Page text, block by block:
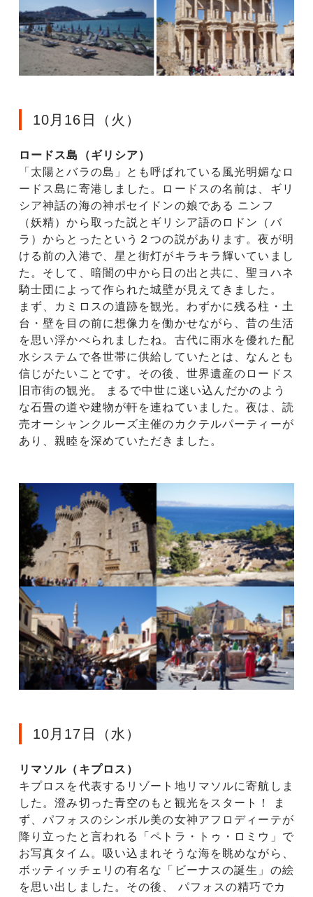
10月16日（火）
ロードス島（ギリシア）
「太陽とバラの島」とも呼ばれている風光明媚なロ
ードス島に寄港しました。ロードスの名前は、ギリ
シア神話の海の神ポセイドンの娘である ニンフ
（妖精）から取った説とギリシア語のロドン（バ
ラ）からとったという２つの説があります。夜が明
ける前の入港で、星と街灯がキラキラ輝いていまし
た。そして、暗闇の中から日の出と共に、聖ヨハネ
騎士団によって作られた城壁が見えてきました。
まず、カミロスの遺跡を観光。わずかに残る柱・土
台・壁を目の前に想像力を働かせながら、昔の生活
を思い浮かべられましたね。古代に雨水を優れた配
水システムで各世帯に供給していたとは、なんとも
信じがたいことです。その後、世界遺産のロードス
旧市街の観光。 まるで中世に迷い込んだかのよう
な石畳の道や建物が軒を連ねていました。夜は、読
売オーシャンクルーズ主催のカクテルパーティーが
あり、親睦を深めていただきました。
10月17日（水）
リマソル（キプロス）
キプロスを代表するリゾート地リマソルに寄航しま
した。澄み切った青空のもと観光をスタート！ ま
ず、パフォスのシンボル美の女神アフロディーテが
降り立ったと言われる「ペトラ・トゥ・ロミウ」で
お写真タイム。吸い込まれそうな海を眺めながら、
ボッティッチェリの有名な「ビーナスの誕生」の絵
を思い出しました。その後、 パフォスの精巧でカ